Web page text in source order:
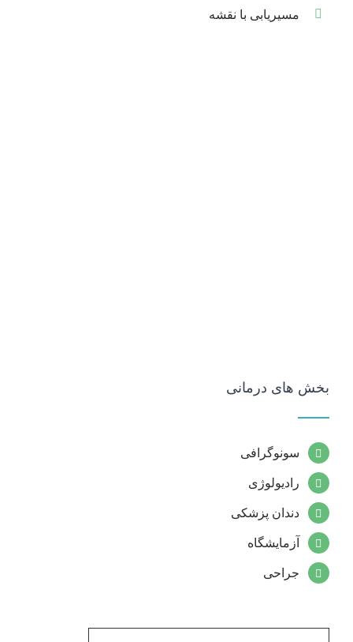
مسیریابی با نقشه
بخش های درمانی
سونوگرافی
رادیولوژی
دندان پزشکی
آزمایشگاه
جراحی